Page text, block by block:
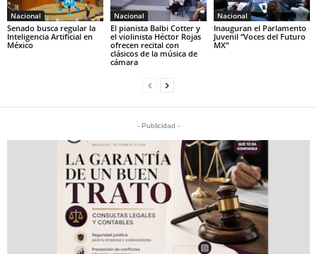
Nacional
Senado busca regular la
Inteligencia Artificial en
México
Nacional
El pianista Balbi Cotter y
el violinista Héctor Rojas
ofrecen recital con
clásicos de la música de
cámara
Nacional
Inauguran el Parlamento
Juvenil “Voces del Futuro
MX”
- Publicidad -